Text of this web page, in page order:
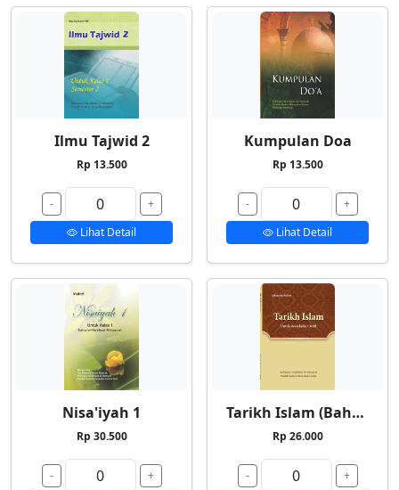
Ilmu Tajwid 2
Rp 13.500
-
+
Lihat Detail
Kumpulan Doa
Rp 13.500
-
+
Lihat Detail
Nisa'iyah 1
Rp 30.500
-
+
Tarikh Islam (Bahasa Indonesia)
Rp 26.000
-
+